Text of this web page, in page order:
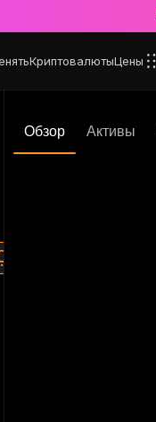
КриптовалютыЦены
Обзор Активы